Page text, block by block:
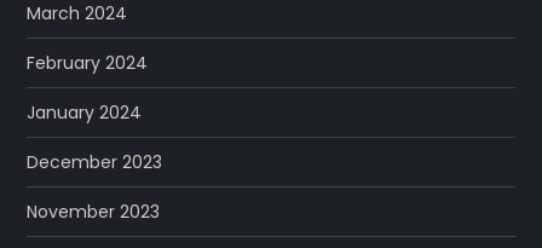
March 2024
February 2024
January 2024
December 2023
November 2023